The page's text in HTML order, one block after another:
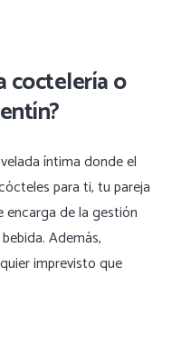
coctelería o
íntima donde el
para ti, tu pareja
de la gestión
Además,
imprevisto que